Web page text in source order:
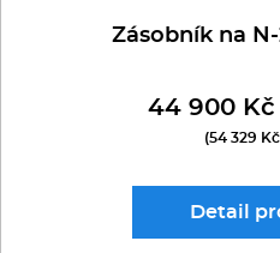
Zásobník na N-
44 900 Kč
(54 329
Detail